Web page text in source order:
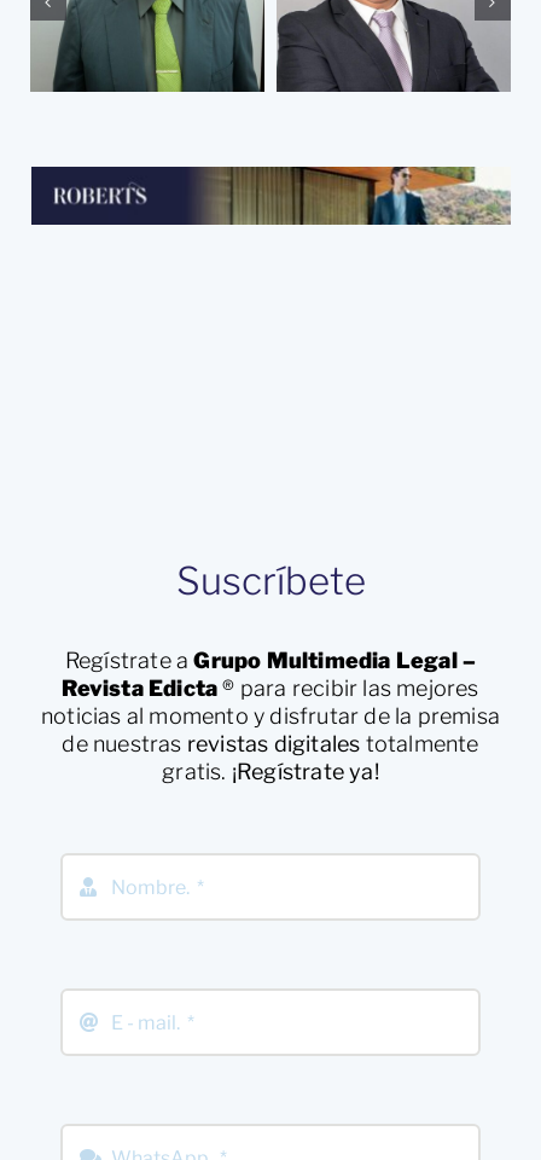
¿Por qué soy
abogado?
los presos una
experiencia
vivida
Suscríbete
Regístrate aGrupo Multimedia Legal –
Revista Edicta® para recibir las mejores
noticias al momento y disfrutar de la premisa
de nuestras revistas digitales totalmente
gratis. ¡Regístrate ya!